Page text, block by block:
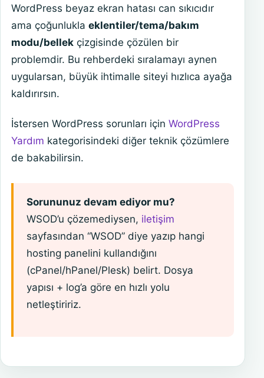
WordPress beyaz ekran hatası can sıkıcıdır
ama çoğunlukla eklentiler/tema/bakım
modu/bellek çizgisinde çözülen bir
problemdir. Bu rehberdeki sıralamayı aynen
uygularsan, büyük ihtimalle siteyi hızlıca ayağa
kaldırırsın.
İstersen WordPress sorunları için WordPress
Yardım kategorisindeki diğer teknik çözümlere
de bakabilirsin.
Sorununuz devam ediyor mu?
WSOD’u çözemediysen, iletişim
sayfasından “WSOD” diye yazıp hangi
hosting panelini kullandığını
(cPanel/hPanel/Plesk) belirt. Dosya
yapısı + log’a göre en hızlı yolu
netleştiririz.